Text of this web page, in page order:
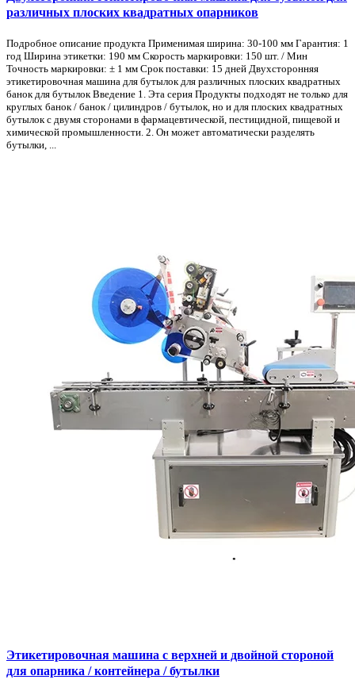
различных плоских квадратных опарников
Подробное описание продукта Применимая ширина: 30-100 мм Гарантия: 1
год Ширина этикетки: 190 мм Скорость маркировки: 150 шт. / Мин
Точность маркировки: ± 1 мм Срок поставки: 15 дней Двухсторонняя
этикетировочная машина для бутылок для различных плоских квадратных
банок для бутылок Введение 1. Эта серия Продукты подходят не только для
круглых банок / банок / цилиндров / бутылок, но и для плоских квадратных
бутылок с двумя сторонами в фармацевтической, пестицидной, пищевой и
химической промышленности. 2. Он может автоматически разделять
бутылки, ...
Этикетировочная машина с верхней и двойной стороной
для опарника / контейнера / бутылки